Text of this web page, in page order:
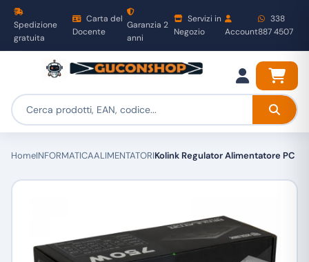
Spedizione
gratuita
Carta del
Docente
Garanzia 2
anni
Servizi in
Negozio
Account
338
887 4507
HomeINFORMATICAALIMENTATORIKolink Regulator Alimentatore PC